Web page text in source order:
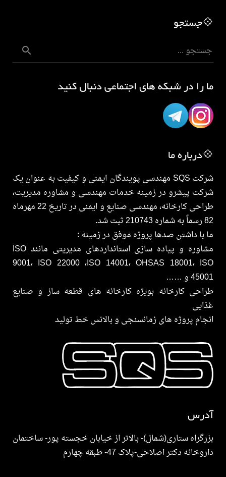
💠جستجو
ما را در شبکه های اجتماعی دنبال کنید
💠درباره ما
شرکت SQS مهندسی پویندگان ایمنی و کیفیت به عنوان یک
شرکت پیشرو در زمینه خدمات مهندسی و مشاوره مدیریت،
طراحی کارخانه، مهندسی صنایع و ایمنی در تاریخ 22 مهرماه
82 رسماً به شماره 210743 ثبت شد.
ما با داشتن صدها پروژه موفق در زمینه :
مشاوره و پیاده سازی استانداردهای مدیریتی مانند ISO
9001، ISO 22000 ،ISO 14001، OHSAS 18001، ISO
45001 و ……
طراحی کارخانه بویژه کارخانه های قطعه ساز و صنایع
غذایی
انجام پروژه های زمانسنجی و بالانس خط تولید
آدرس
بزرگراه ستاری(شمال)- بالاتر از خیابان خجسته پور- ساختمان
داروخانه دکتر اصلاحی-پلاک 47- طبقه چهارم